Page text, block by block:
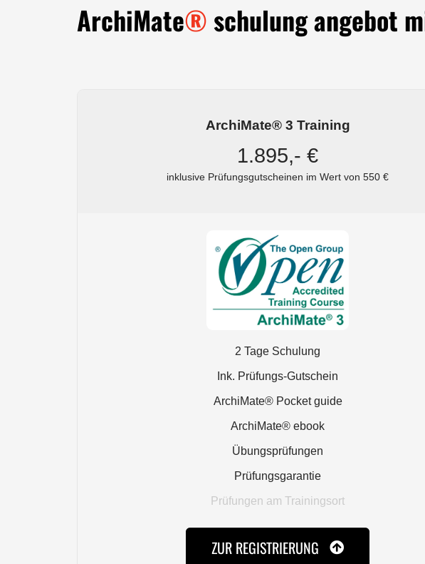
ArchiMate®schulung angebot
ArchiMate® 3 Training
1.895,- €
inklusive Prüfungsgutscheinen im Wert von 550 €
2 Tage Schulung
Ink. Prüfungs-Gutschein
ArchiMate® Pocket guide
ArchiMate® ebook
Übungsprüfungen
Prüfungsgarantie
Prüfungen am Trainingsort
ZUR REGISTRIERUNG